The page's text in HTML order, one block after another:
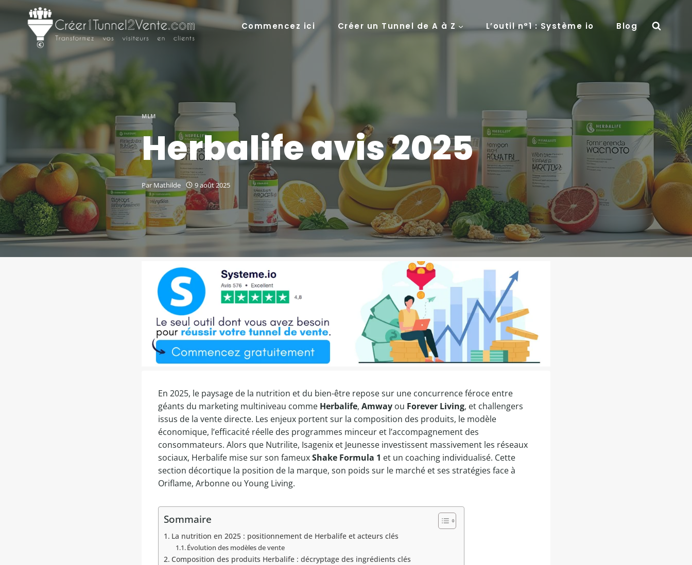
Aller
contenu
Commencez ici Créer un Tunnel de A à Z L’outil n°1 : Système io Blog
MLM
Herbalife avis 2025
Par Mathilde 9 août 2025
En 2025, le paysage de la nutrition et du bien-être repose sur une concurrence féroce entre
géants du marketing multiniveau comme Herbalife, Amway ou Forever Living, et challengers
issus de la vente directe. Les enjeux portent sur la composition des produits, le modèle
économique, l’efficacité réelle des programmes minceur et l’accompagnement des
consommateurs. Alors que Nutrilite, Isagenix et Jeunesse investissent massivement les réseaux
sociaux, Herbalife mise sur son fameuxShake Formula 1 et un coaching individualisé. Cette
section décortique la position de la marque, son poids sur le marché et ses stratégies face à
Oriflame, Arbonne ou Young Living.
Sommaire
La nutrition en 2025 : positionnement de Herbalife et acteurs clés
Évolution des modèles de vente
Composition des produits Herbalife : décryptage des ingrédients clés